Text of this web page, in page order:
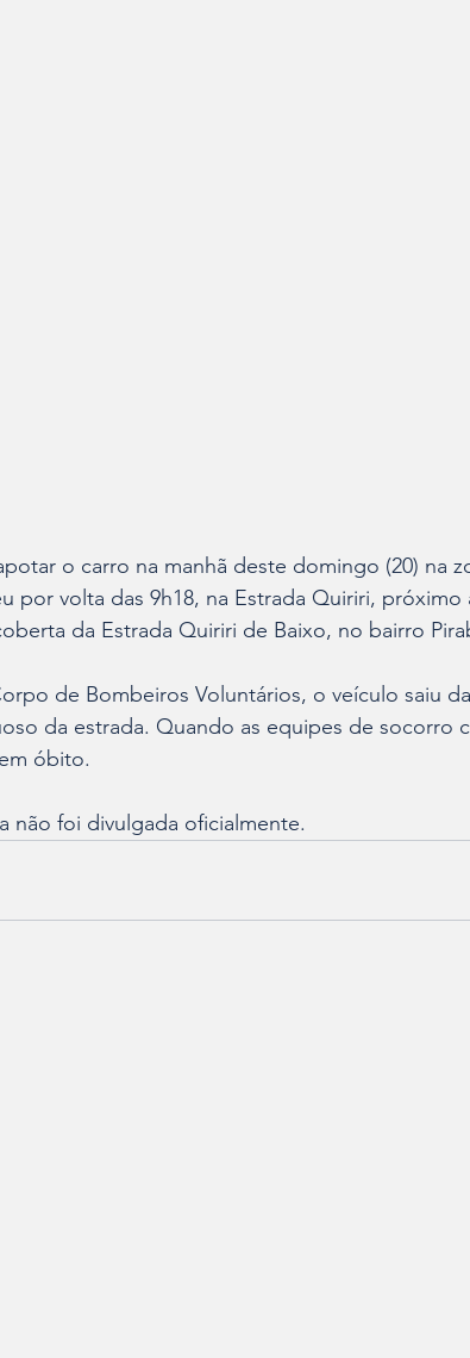
o carro na manhã deste domingo (20) na
por volta das 9h18, na Estrada Quiriri,
da Estrada Quiriri de Baixo, no bairro
de Bombeiros Voluntários, o veículo saiu
da estrada. Quando as equipes de socorro
óbito.
não foi divulgada oficialmente.